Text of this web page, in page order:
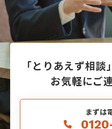
「とりあえず相
お気軽にご
まずは